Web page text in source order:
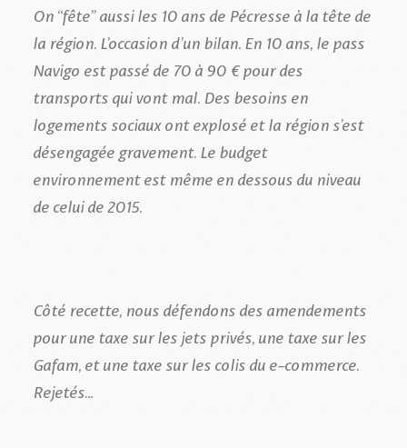
On “fête” aussi les 10 ans de Pécresse à la tête de
la région. L’occasion d’un bilan. En 10 ans, le pass
Navigo est passé de 70 à 90 € pour des
transports qui vont mal. Des besoins en
logements sociaux ont explosé et la région s’est
désengagée gravement. Le budget
environnement est même en dessous du niveau
de celui de 2015.
Côté recette, nous défendons des amendements
pour une taxe sur les jets privés, une taxe sur les
Gafam, et une taxe sur les colis du e-commerce.
Rejetés…